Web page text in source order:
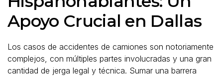
Apoyo Crucial en Dallas
Los casos de accidentes de camiones son notoriamente
complejos, con múltiples partes involucradas y una gran
cantidad de jerga legal y técnica. Sumar una barrera